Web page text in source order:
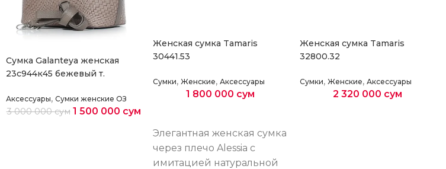
Cумка Galanteya женская
23с944к45 бежевый т.
Аксессуары, Сумки женские ОЗ
3 000 000сум 1 500 000 сум
Женская сумка Tamaris
30441.53
Сумки, Женские, Аксессуары
1 800 000 сум
Элегантная женская сумка
через плечо Alessia с
имитацией натуральной
Женская сумка Tamaris
32800.32
Сумки, Женские, Аксессуары
2 320 000 сум